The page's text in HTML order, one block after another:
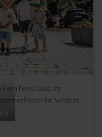
Familienurlaub im
im Schloss